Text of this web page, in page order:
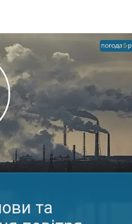
повітря.
та